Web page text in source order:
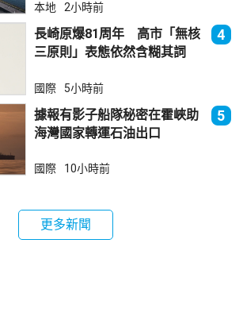
本地 2小時前
長崎原爆81周年 高市「無核
三原則」表態依然含糊其詞
4
國際 5小時前
據報有影子船隊秘密在霍峽助
海灣國家轉運石油出口
5
國際 10小時前
更多新聞